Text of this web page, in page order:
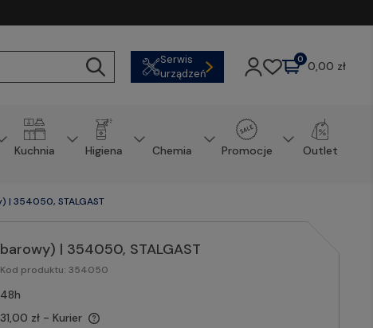
Serwis
urządzeń
0,00 zł
0
Kuchnia Higiena Chemia Promocje Outlet
| 354050, STALGAST
| 354050, STALGAST
produktu: 354050
zł - Kurier